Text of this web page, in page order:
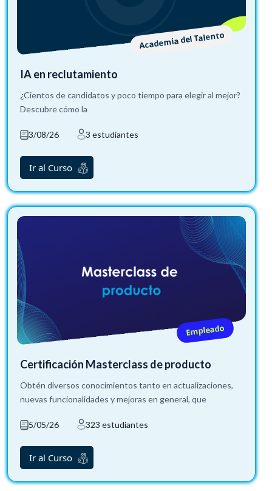
Academia del Talento
IA en reclutamiento
¿Cientos de candidatos y poco tiempo para elegir al mejor?
Descubre cómo la
3/08/26 3 estudiantes
Ir al Curso
Empleado
Certificación Masterclass de producto
Obtén diversos conocimientos tanto en actualizaciones,
nuevas funcionalidades y mejoras en general, que
5/05/26 323 estudiantes
Ir al Curso